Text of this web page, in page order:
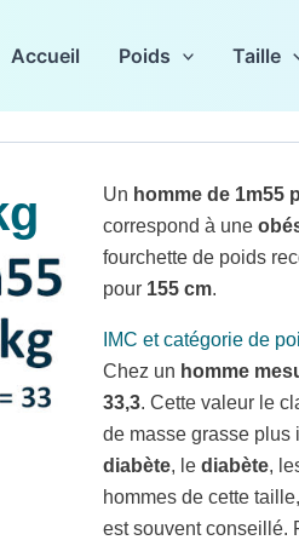
Accueil Poids Taille
Un homme de 1m55
correspond à une
fourchette de poids
pour 155 cm.
IMC et catégorie de
Chez un homme
33,3. Cette valeur le
de masse grasse plus
diabète, le diabète,
hommes de cette
est souvent conseillé.